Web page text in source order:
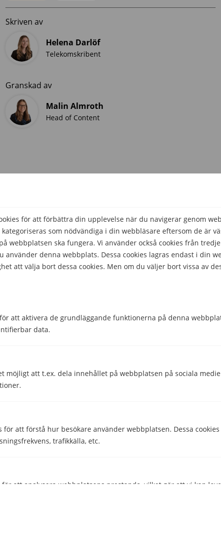
för att förbättra din upplevelse när du navigerar genom
kategoriseras som nödvändiga i din webbläsare eftersom de är
webbplatsen ska fungera. Vi använder också cookies från
använder denna webbplats. Dessa cookies lagras endast i din
att välja bort dessa cookies. Men om du väljer bort vissa av
att aktivera de grundläggande funktionerna på denna
data.
möjligt att t.ex. dela innehållet på webbplatsen på sociala
för att förstå hur besökare använder webbplatsen. Dessa
trafikkälla, etc.
för att analysera webbplatsens prestanda, vilket gör att vi kan
Skriven av
Helena Darlöf
Telekomskribent
Granskad av
Malin Almroth
Head of Content
Hjälpte den här informationen dig?
114 52 Stockholm
Org nr: 556851-2321